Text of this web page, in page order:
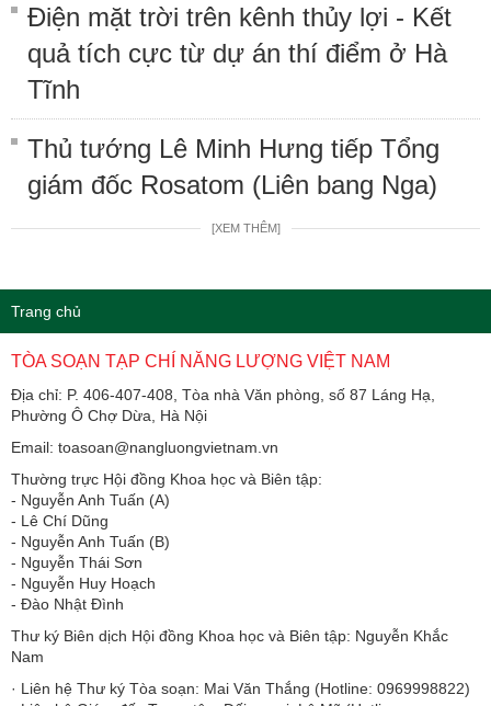
Điện mặt trời trên kênh thủy lợi - Kết
quả tích cực từ dự án thí điểm ở Hà
Tĩnh
Thủ tướng Lê Minh Hưng tiếp Tổng
giám đốc Rosatom (Liên bang Nga)
[XEM THÊM]
Trang chủ
TÒA SOẠN TẠP CHÍ NĂNG LƯỢNG VIỆT NAM
Địa chỉ: P. 406-407-408, Tòa nhà Văn phòng, số 87 Láng Hạ,
Phường Ô Chợ Dừa, Hà Nội
Email: toasoan@nangluongvietnam.vn
Thường trực Hội đồng Khoa học và Biên tập:
​​​​​​- Nguyễn Anh Tuấn (A)
- Lê Chí Dũng
- Nguyễn Anh Tuấn (B)
- Nguyễn Thái Sơn
- Nguyễn Huy Hoạch
- Đào Nhật Đình
Thư ký Biên dịch Hội đồng Khoa học và Biên tập: Nguyễn Khắc
Nam
· Liên hệ Thư ký Tòa soạn: Mai Văn Thắng (Hotline: 0969998822)